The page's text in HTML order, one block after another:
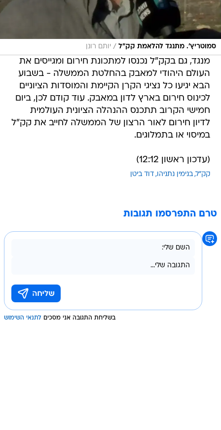
סמוטריץ'. מתנגד להלאמת קק"ל / יותם רונן
מנגד, גם בקק"ל נכנסו למתכונת חירום ומגייסים את
העולם היהודי למאבק בהחלטת הממשלה - בשבוע
הבא יגיעו כל נציגי הקרן הקיימת והמוסדות הציוניים
לכינוס חירום בארץ לדון במאבק. עוד קודם לכן, ביום
חמישי הקרוב תתכנס ההנהלה הציונית העולמית
לדיון חירום לאור הרצון של הממשלה לחייב את קק"ל
במיסוי או בתמלוגים.
(עדכון ראשון 12:12)
קק"ל בנימין נתניהו דוד ביטן
טרם התפרסמו תגובות
בשליחת התגובה אני מסכים לתנאי השימוש